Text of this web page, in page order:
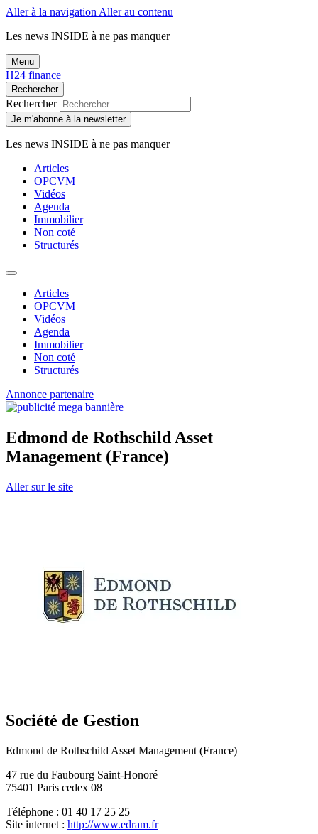
Aller à la navigation Aller au contenu
Les news INSIDE à ne pas manquer
Menu
H24 finance
Rechercher
Rechercher
Je m'abonne à la newsletter
Les news INSIDE à ne pas manquer
Articles
OPCVM
Vidéos
Agenda
Immobilier
Non coté
Structurés
Articles
OPCVM
Vidéos
Agenda
Immobilier
Non coté
Structurés
Annonce partenaire
Edmond de Rothschild Asset
Management (France)
Aller sur le site
Société de Gestion
Edmond de Rothschild Asset Management (France)
47 rue du Faubourg Saint-Honoré
75401 Paris cedex 08
Téléphone : 01 40 17 25 25
Site internet : http://www.edram.fr